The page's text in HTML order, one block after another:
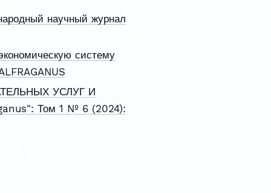
научный журнал
систему
УСЛУГ И
Том 1 № 6 (2024):